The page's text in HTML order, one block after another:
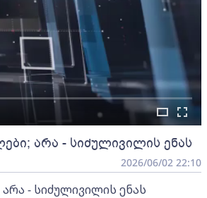
არა - სიძულივილის ენას
2026/06/02 22:10
- სიძულივილის ენას